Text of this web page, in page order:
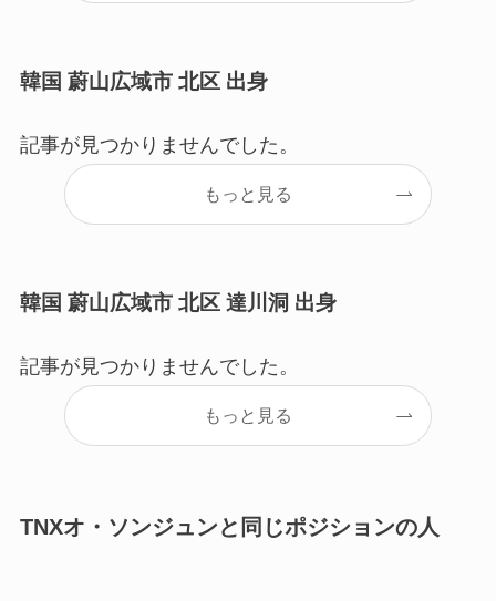
韓国 蔚山広域市 北区 出身
記事が見つかりませんでした。
もっと見る
韓国 蔚山広域市 北区 達川洞 出身
記事が見つかりませんでした。
もっと見る
TNXオ・ソンジュンと同じポジションの人